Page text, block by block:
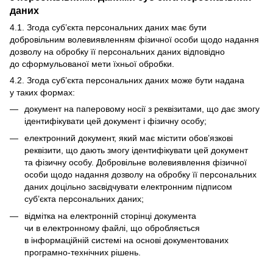
даних
4.1. Згода суб’єкта персональних даних має бути
добровільним волевиявленням фізичної особи щодо надання
дозволу на обробку її персональних даних відповідно
до сформульованої мети їхньої обробки.
4.2. Згода суб’єкта персональних даних може бути надана
у таких формах:
документ на паперовому носії з реквізитами, що дає змогу
ідентифікувати цей документ і фізичну особу;
електронний документ, який має містити обов’язкові
реквізити, що дають змогу ідентифікувати цей документ
та фізичну особу. Добровільне волевиявлення фізичної
особи щодо надання дозволу на обробку її персональних
даних доцільно засвідчувати електронним підписом
суб’єкта персональних даних;
відмітка на електронній сторінці документа
чи в електронному файлі, що обробляється
в інформаційній системі на основі документованих
програмно-технічних рішень.